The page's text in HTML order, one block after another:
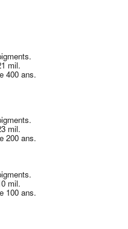
mil.
400 ans.
mil.
200 ans.
mil.
100 ans.